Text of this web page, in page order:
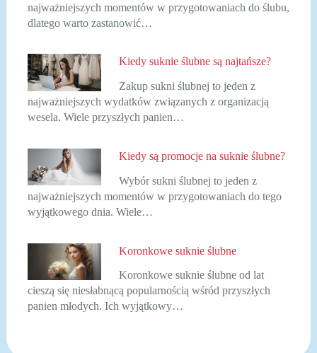
najważniejszych momentów w przygotowaniach do ślubu,
dlatego warto zastanowić…
Kiedy suknie ślubne są najtańsze?
Zakup sukni ślubnej to jeden z
najważniejszych wydatków związanych z organizacją
wesela. Wiele przyszłych panien…
Kiedy są promocje na suknie ślubne?
Wybór sukni ślubnej to jeden z
najważniejszych momentów w przygotowaniach do tego
wyjątkowego dnia. Wiele…
Koronkowe suknie ślubne
Koronkowe suknie ślubne od lat
cieszą się niesłabnącą popularnością wśród przyszłych
panien młodych. Ich wyjątkowy…